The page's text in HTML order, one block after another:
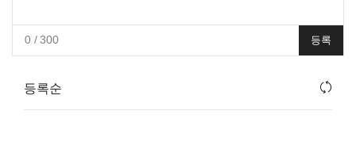
0/ 300 등록
등록순